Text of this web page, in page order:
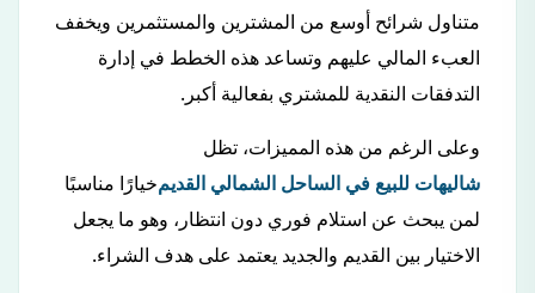
متناول شرائح أوسع من المشترين والمستثمرين ويخفف
العبء المالي عليهم وتساعد هذه الخطط في إدارة
التدفقات النقدية للمشتري بفعالية أكبر.
وعلى الرغم من هذه المميزات، تظل
شاليهات للبيع في الساحل الشمالي القديمخيارًا مناسبًا
لمن يبحث عن استلام فوري دون انتظار، وهو ما يجعل
الاختيار بين القديم والجديد يعتمد على هدف الشراء.